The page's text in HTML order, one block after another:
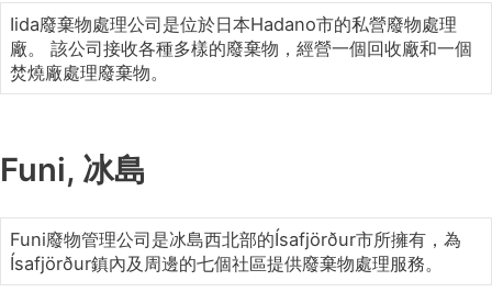
Iida廢棄物處理公司是位於日本Hadano市的私營廢物處理
廠。 該公司接收各種多樣的廢棄物，經營一個回收廠和一個
焚燒廠處理廢棄物。
Funi, 冰島
Funi廢物管理公司是冰島西北部的Ísafjörður市所擁有，為
Ísafjörður鎮內及周邊的七個社區提供廢棄物處理服務。